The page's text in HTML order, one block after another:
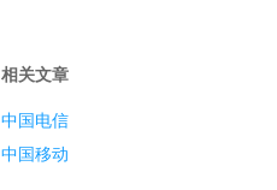
相关文章
中国电信
中国移动